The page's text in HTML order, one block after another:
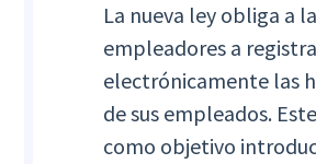
La nueva ley obliga a
empleadores a
electrónicamente las
de sus empleados.
como objetivo